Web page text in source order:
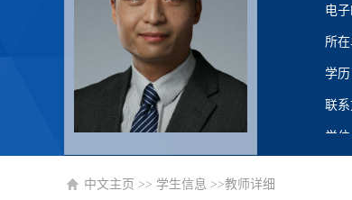
电子
所
学
联系
学
中文主页 >> 学生信息 >>教师详细